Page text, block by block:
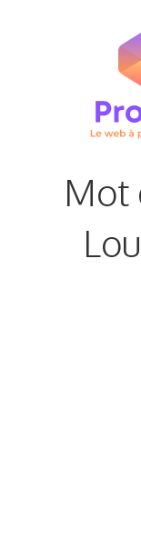
Mot